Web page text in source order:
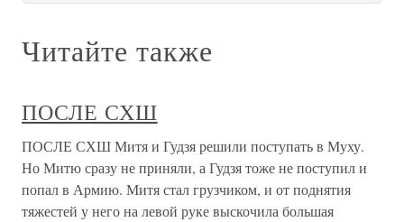
Читайте также
ПОСЛЕ СХШ
ПОСЛЕ СХШ Митя и Гудзя решили поступать в Муху.
Но Митю сразу не приняли, а Гудзя тоже не поступил и
попал в Армию. Митя стал грузчиком, и от поднятия
тяжестей у него на левой руке выскочила большая